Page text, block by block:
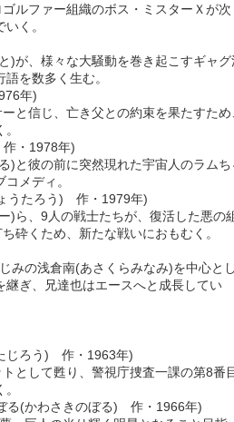
ルファー組織のボス・ミスターＸが次
く。
)が、様々な大騒動を巻き起こすギャグ
を数多く生む。
年)
と信じ、亡き父との約束を果たすため
・1978年)
)と彼の前に突然現れた宇宙人のラムち
メディ。
うたろう) 作・1979年)
)ら、9人の戦士たちが、復活した悪の
砕くため、新たな戦いにおもむく。
みの浅倉南(あさくらみなみ)を中心と
ぎ、兄達也はエースへと成長してい
じろう) 作・1963年)
として甦り、警視庁捜査一課の第8番
る(かわさきのぼる) 作・1966年)